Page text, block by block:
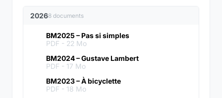
20268 documents
BM2025 – Pas si simples
PDF - 22 Mo
BM2024 – Gustave Lambert
PDF - 17 Mo
BM2023 – À bicyclette
PDF - 18 Mo